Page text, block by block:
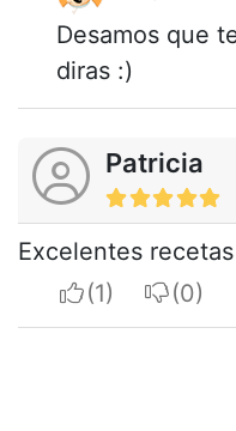
Desamos que
diras :)
Patricia
Excelentes recetas
I apreciate
I do